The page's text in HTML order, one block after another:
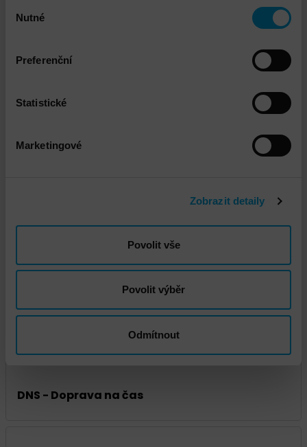
souhlasu
Nutné
Preferenční
Statistické
Marketingové
Zobrazit detaily
Povolit vše
Povolit výběr
Odmítnout
VMware vSphere Instalace a implementace
DNS - Doprava standard
DNS - Doprava na čas